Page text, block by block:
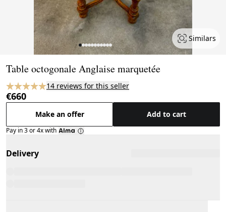
Similars
Table octogonale Anglaise marquetée
14 reviews for this seller
€660
Make an offer Add to cart
Pay in 3 or 4x with
Delivery